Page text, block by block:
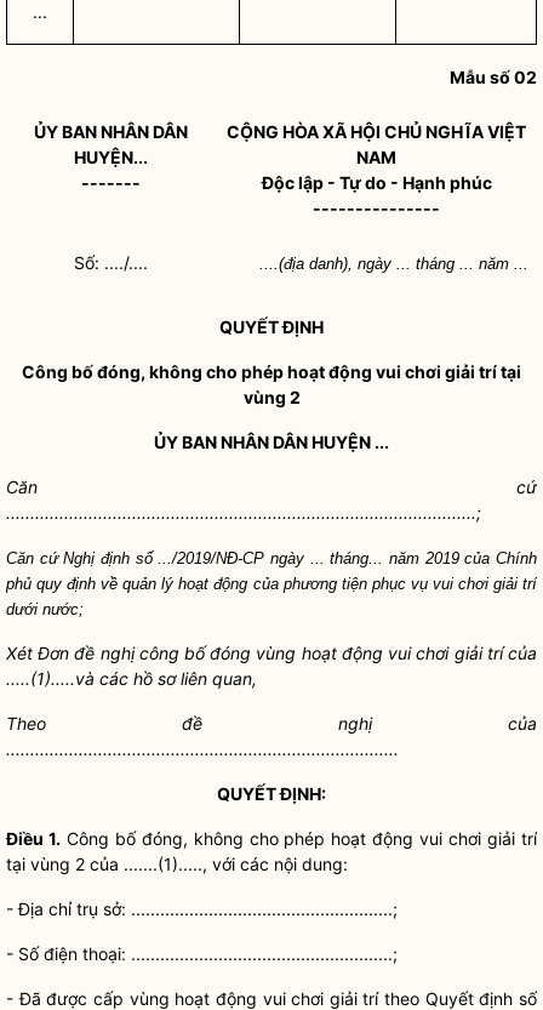
...
Mẫu số 02
ỦY BANNHÂN DÂN
HUYỆN...
-------
CỘNG HÒA XÃ HỘI CHỦ NGHĨA VIỆT
NAM
Độc lập - Tự do - Hạnh phúc
---------------
Số: ..../.... ....(địa danh), ngày ... tháng ... năm ...
QUYẾT ĐỊNH
Công bố đóng, không cho phép hoạt động vui chơi giải trí tại
vùng 2
ỦY BANNHÂN DÂNHUYỆN ...
Căn cứ
.................................................................................................;
Căn cứ Nghị định số .../2019/NĐ-CP ngày ... tháng... năm 2019 của Chính
phủ quy định về quản lý hoạt động của phương tiện phục vụ vui chơi giải trí
dưới nước;
Xét Đơn đề nghị công bố đóng vùng hoạt động vui chơi giải trí của
.....(1).....và các hồ sơ liên quan,
Theo đề nghị của
.................................................................................
QUYẾT ĐỊNH:
Điều 1.Công bố đóng, không cho phép hoạt động vui chơi giải trí
tại vùng 2 của .......(1)....., với các nội dung:
-Địa chỉtrụ sở: ......................................................;
- Số điện thoại: ......................................................;
- Đã được cấp vùng hoạt động vui chơi giải trí theo Quyết định số